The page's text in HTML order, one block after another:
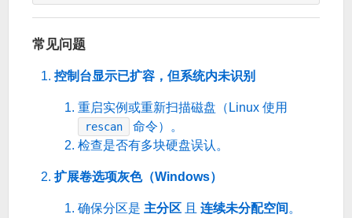
常见问题
控制台显示已扩容，但系统内未识别
重启实例或重新扫描磁盘（Linux 使用
rescan
命令）。
检查是否有多块硬盘误认。
扩展卷选项灰色（Windows）
确保分区是 主分区 且 连续未分配空间 。